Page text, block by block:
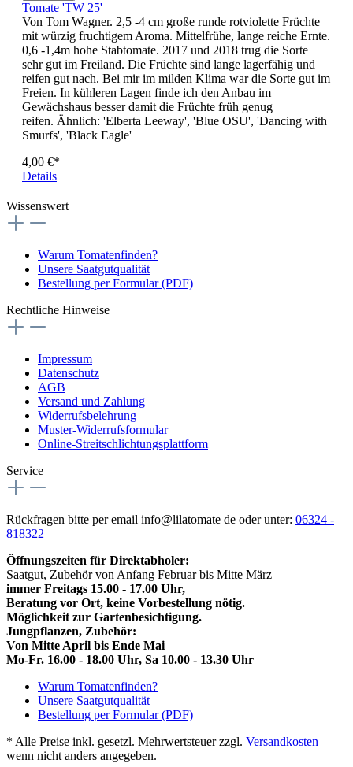
Tomate 'TW 25'
Von Tom Wagner. 2,5 -4 cm große runde rotviolette Früchte
mit würzig fruchtigem Aroma. Mittelfrühe, lange reiche Ernte.
0,6 -1,4m hohe Stabtomate. 2017 und 2018 trug die Sorte
sehr gut im Freiland. Die Früchte sind lange lagerfähig und
reifen gut nach. Bei mir im milden Klima war die Sorte gut im
Freien. In kühleren Lagen finde ich den Anbau im
Gewächshaus besser damit die Früchte früh genug
reifen. Ähnlich: 'Elberta Leeway', 'Blue OSU', 'Dancing with
Smurfs', 'Black Eagle'
4,00 €*
Details
Wissenswert
Warum Tomatenfinden?
Unsere Saatgutqualität
Bestellung per Formular (PDF)
Rechtliche Hinweise
Impressum
Datenschutz
AGB
Versand und Zahlung
Widerrufsbelehrung
Muster-Widerrufsformular
Online-Streitschlichtungsplattform
Service
Rückfragen bitte per email info@lilatomate de oder unter: 06324 -
818322
Öffnungszeiten für Direktabholer:
Saatgut, Zubehör von Anfang Februar bis Mitte März
immer Freitags 15.00 - 17.00 Uhr,
Beratung vor Ort, keine Vorbestellung nötig.
Möglichkeit zur Gartenbesichtigung.
Jungpflanzen, Zubehör:
Von Mitte April bis Ende Mai
Mo-Fr. 16.00 - 18.00 Uhr, Sa 10.00 - 13.30 Uhr
Warum Tomatenfinden?
Unsere Saatgutqualität
Bestellung per Formular (PDF)
* Alle Preise inkl. gesetzl. Mehrwertsteuer zzgl. Versandkosten
wenn nicht anders angegeben.